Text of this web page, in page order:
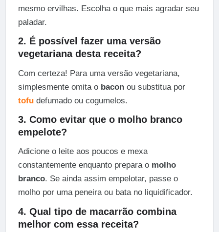
mesmo ervilhas. Escolha o que mais agradar seu
paladar.
2. É possível fazer uma versão
vegetariana desta receita?
Com certeza! Para uma versão vegetariana,
simplesmente omita o baconou substitua por
tofu defumado ou cogumelos.
3. Como evitar que o molho branco
empelote?
Adicione o leite aos poucos e mexa
constantemente enquanto prepara o molho
branco. Se ainda assim empelotar, passe o
molho por uma peneira ou bata no liquidificador.
4. Qual tipo de macarrão combina
melhor com essa receita?